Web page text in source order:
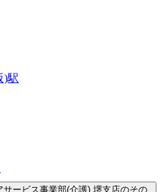
)駅
ービス事業部(介護) 堺支店のその